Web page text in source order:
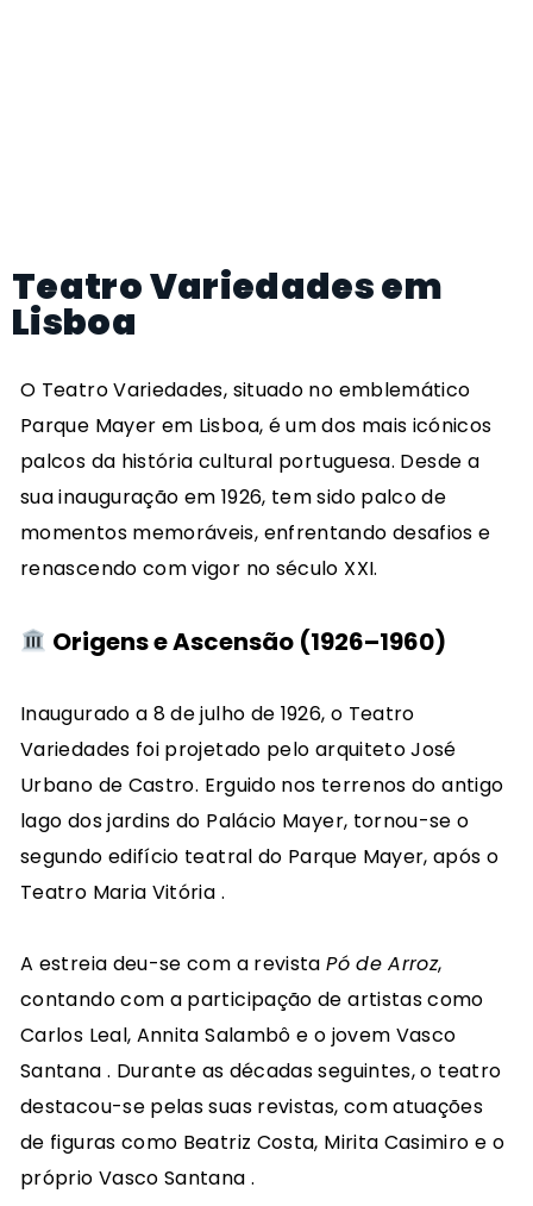
Teatro Variedades em
Lisboa
O Teatro Variedades, situado no emblemático
Parque Mayer em Lisboa, é um dos mais icónicos
palcos da história cultural portuguesa. Desde a
sua inauguração em 1926, tem sido palco de
momentos memoráveis, enfrentando desafios e
renascendo com vigor no século XXI.
Origens e Ascensão (1926–1960)
Inaugurado a 8 de julho de 1926, o Teatro
Variedades foi projetado pelo arquiteto José
Urbano de Castro. Erguido nos terrenos do antigo
lago dos jardins do Palácio Mayer, tornou-se o
segundo edifício teatral do Parque Mayer, após o
Teatro Maria Vitória .​
A estreia deu-se com a revistaPó de Arroz,
contando com a participação de artistas como
Carlos Leal, Annita Salambô e o jovem Vasco
Santana . Durante as décadas seguintes, o teatro
destacou-se pelas suas revistas, com atuações
de figuras como Beatriz Costa, Mirita Casimiro e o
próprio Vasco Santana .​